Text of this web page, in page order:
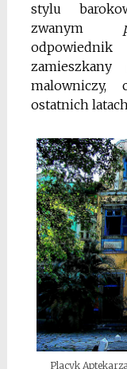
stylu
zwanym
zamieszkany
malowniczy,
ostatnich
Placyk